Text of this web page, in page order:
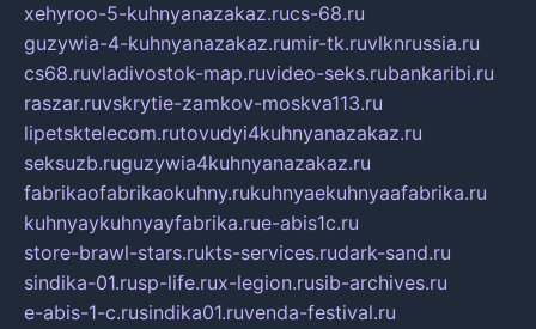
xehyroo-5-kuhnyanazakaz.rucs-68.ru
guzywia-4-kuhnyanazakaz.rumir-tk.ruvlknrussia.ru
cs68.ruvladivostok-map.ruvideo-seks.rubankaribi.ru
raszar.ruvskrytie-zamkov-moskva113.ru
lipetsktelecom.rutovudyi4kuhnyanazakaz.ru
seksuzb.ruguzywia4kuhnyanazakaz.ru
fabrikaofabrikaokuhny.rukuhnyaekuhnyaafabrika.ru
kuhnyaykuhnyayfabrika.rue-abis1c.ru
store-brawl-stars.rukts-services.rudark-sand.ru
sindika-01.rusp-life.rux-legion.rusib-archives.ru
e-abis-1-c.rusindika01.ruvenda-festival.ru